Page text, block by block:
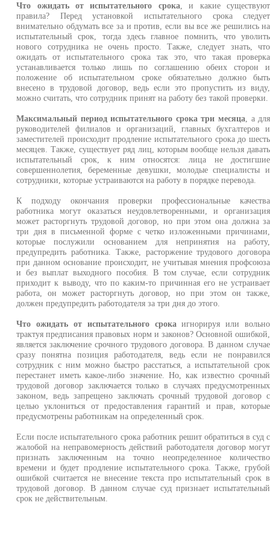
Что ожидать от испытательного срока , и какие существуют
правила? Перед установкой испытательного срока следует
внимательно обдумать все за и против, если вы все же решились на
испытательный срок, тогда здесь главное помнить, что уволить
нового сотрудника не очень просто. Также, следует знать, что
ожидать от испытательного срока так это, что такая проверка
устанавливается только лишь по соглашению обеих сторон и
положение об испытательном сроке обязательно должно быть
внесено в трудовой договор, ведь если это пропустить из виду,
можно считать, что сотрудник принят на работу без такой проверки.
Максимальный период испытательного срока три месяца , а для
руководителей филиалов и организаций, главных бухгалтеров и
заместителей происходит продление испытательного срока до шесть
месяцев. Также, существует ряд лиц, которым вообще нельзя давать
испытательный срок, к ним относятся: лица не достигшие
совершеннолетия, беременные девушки, молодые специалисты и
сотрудники, которые устраиваются на работу в порядке перевода.
К подходу окончания проверки профессиональные качества
работника могут оказаться неудовлетворенными, и организация
может расторгнуть трудовой договор, но при этом она должна за
три дня в письменной форме с четко изложенными причинами,
которые послужили основанием для непринятия на работу,
предупредить работника. Также, расторжение трудового договора
при данном основание происходит, не учитывая мнения профсоюза
и без выплат выходного пособия. В том случае, если сотрудник
приходит к выводу, что по каким-то причинная его не устраивает
работа, он может расторгнуть договор, но при этом он также,
должен предупредить работодателя за три дня до этого.
Что ожидать от испытательного срока игнорируя или вольно
трактуя предписания правовых норм и законов? Основной ошибкой,
является заключение срочного трудового договора. В данном случае
сразу понятна позиция работодателя, ведь если не понравился
сотрудник с ним можно быстро расстаться, а испытательной срок
перестанет иметь какое-либо значение. Но, как известно срочный
трудовой договор заключается только в случаях предусмотренных
законом, ведь запрещено заключать срочный трудовой договор с
целью уклониться от предоставления гарантий и прав, которые
предусмотрены работникам на определенный срок.
Если после испытательного срока работник решит обратиться в суд с
жалобой на неправомерность действий работодателя договор могут
признать заключенным на точно неопределенное количество
времени и будет продление испытательного срока. Также, грубой
ошибкой считается не внесение текста про испытательный срок в
трудовой договор. В данном случае суд признает испытательный
срок не действительным.